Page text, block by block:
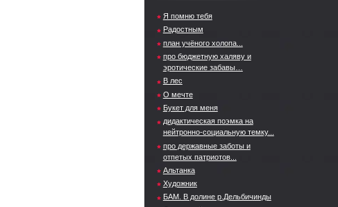
Я помню тебя
Радостным
план учёного холопа...
про бюджетную халяву и
эротические забавы…
В лес
О мечте
Букет для меня
дидактическая поэмка на
нейтронно-социальную темку...
про державные заботы и
отпетых патриотов...
Альтанка
Художник
БАМ. В долине р.Дельбичинды